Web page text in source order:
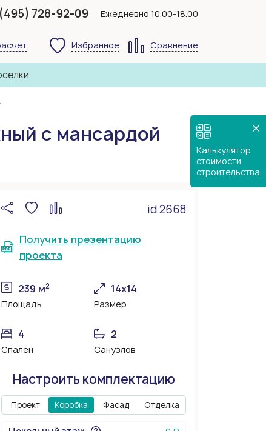
Калькулятор
стоимости
строительства
728-92-09 Ежедневно 10.00-18.00
Избранное Сравнение
с мансардой
id 2668
Получить презентацию
проекта
239 м2
Площадь
14х14
Размер
4
Спален
2
Санузлов
Настроить комплектацию
Проект Коробка Фасад Отделка